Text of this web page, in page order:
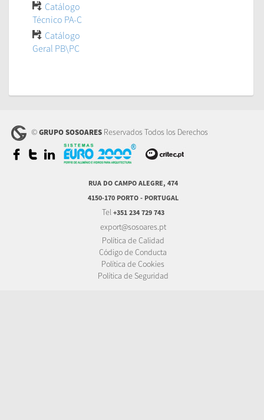
Catálogo
Técnico PA-C
Catálogo
Geral PB\PC
©GRUPO SOSOARES Reservados Todos los Derechos
RUA DO CAMPO ALEGRE, 474
4150-170 PORTO - PORTUGAL
Tel +351 234 729 743
export@sosoares.pt
Política de Calidad
Código de Conducta
Política de Cookies
Política de Seguridad